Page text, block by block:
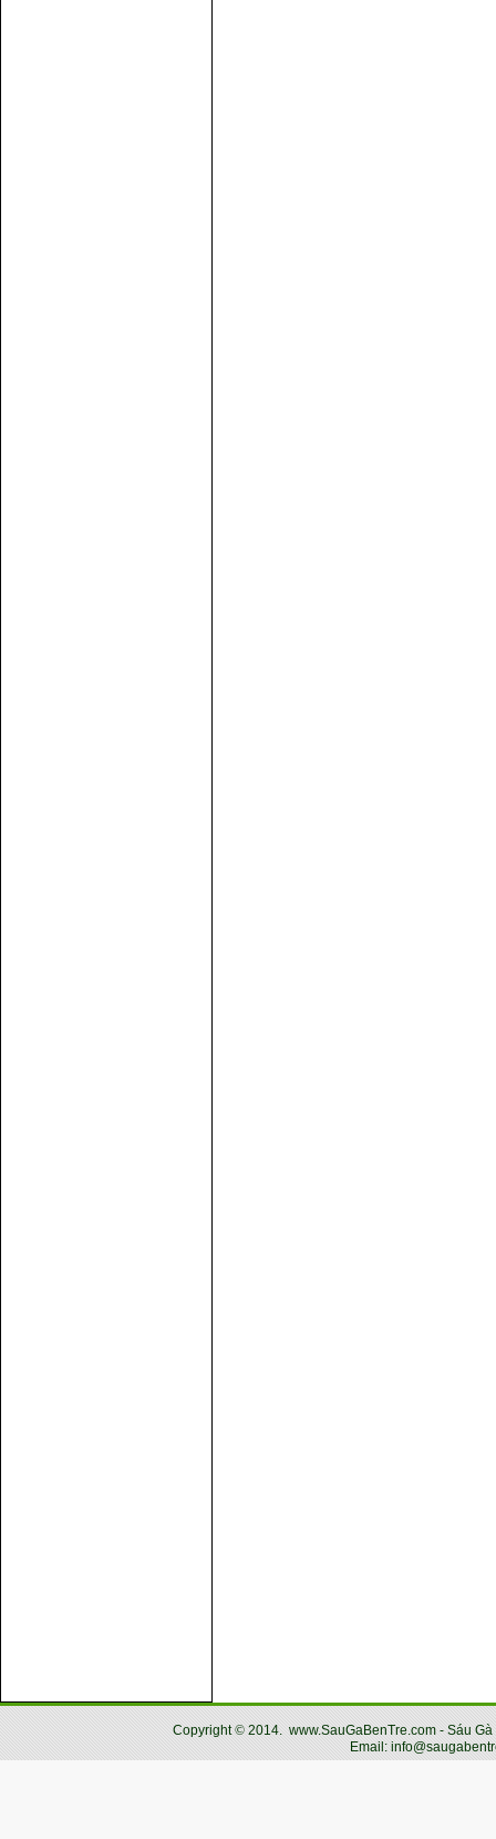
Copyright© 2014. www.SauGaBenTre.com - Sáu
Email: